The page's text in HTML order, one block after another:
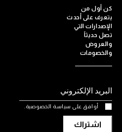
كن أول من
يتعرف على أحدث
الإصدارات التي
تصل حديثاً
والعروض
والخصومات
أوافق على سياسة الخصوصية.
اشتراك